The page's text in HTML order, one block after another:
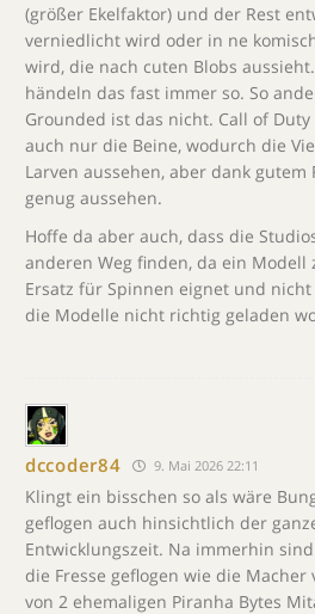
(größer Ekelfaktor) und der Rest
verniedlicht wird oder in ne
wird, die nach cuten Blobs
händeln das fast immer so. So
Grounded ist das nicht. Call of
auch nur die Beine, wodurch die
Larven aussehen, aber dank gutem
genug aussehen.
Hoffe da aber auch, dass die
anderen Weg finden, da ein Modell
Ersatz für Spinnen eignet und
die Modelle nicht richtig geladen
dccoder84 9. Mai 2026 22:11
Klingt ein bisschen so als wäre
geflogen auch hinsichtlich der
Entwicklungszeit. Na immerhin
die Fresse geflogen wie die
von 2 ehemaligen Piranha Bytes